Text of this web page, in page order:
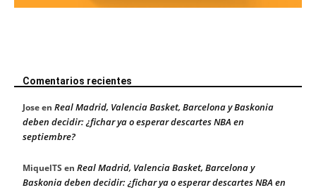
Comentarios recientes
Joseen Real Madrid, Valencia Basket, Barcelona y Baskonia
deben decidir: ¿fichar ya o esperar descartes NBA en
septiembre?
MiquelTS en Real Madrid, Valencia Basket, Barcelona y
Baskonia deben decidir: ¿fichar ya o esperar descartes NBA en